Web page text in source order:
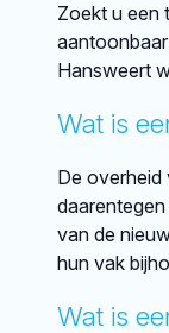
Zoekt u een
Hansweert
Wat is
De overheid
van de
hun vak
Wat is